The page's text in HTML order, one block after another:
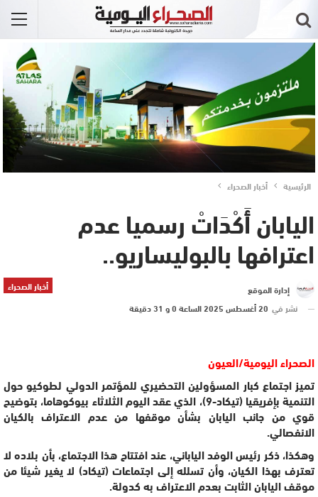
الرئيسية أخبار الصحراء
اليابان أَكْدَاتْ رسميا عدم
اعترافها بالبوليساريو..
أخبار الصحراء
إدارة الموقع
نشر في 20 أغسطس 2025 الساعة 0 و 31 دقيقة
الصحراء اليومية/العيون
تميز اجتماع كبار المسؤولين التحضيري للمؤتمر الدولي لطوكيو حول
التنمية بإفريقيا (تيكاد-9)، الذي عقد اليوم الثلاثاء بيوكوهاما، بتوضيح
قوي من جانب اليابان بشأن موقفها من عدم الاعتراف بالكيان
الانفصالي.
وهكذا، ذكر رئيس الوفد الياباني، عند افتتاح هذا الاجتماع، بأن بلاده لا
تعترف بهذا الكيان، وأن تسلله إلى اجتماعات (تيكاد) لا يغير شيئا من
موقف اليابان الثابت بعدم الاعتراف به كدولة.